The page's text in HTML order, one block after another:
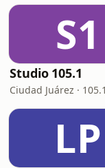
S1
Studio 105.1
Ciudad Juárez ·
LP